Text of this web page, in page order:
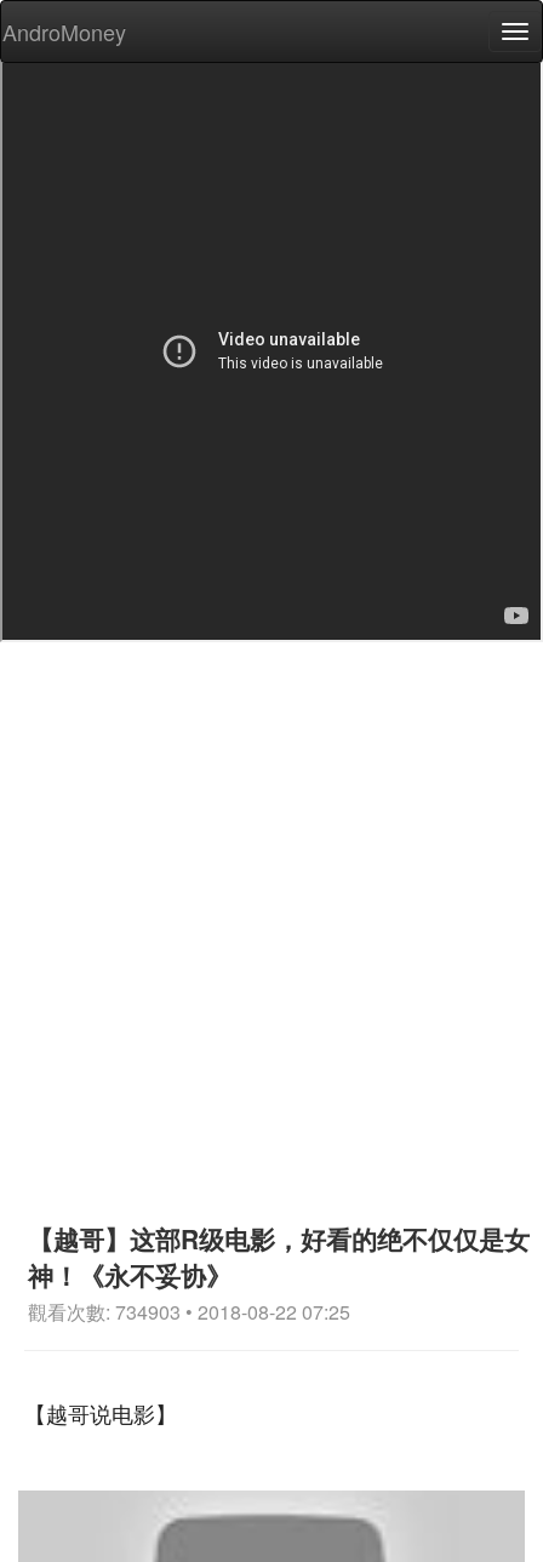
AndroMoney
【越哥】这部R级电影，好看的绝不仅仅是女
神！《永不妥协》
觀看次數: 734903 • 2018-08-22 07:25
【越哥说电影】